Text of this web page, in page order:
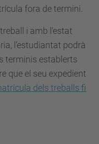
fora de termini.
i amb l'estat
l’estudiantat podrà
terminis establerts
que el seu expedient
dels treballs fi